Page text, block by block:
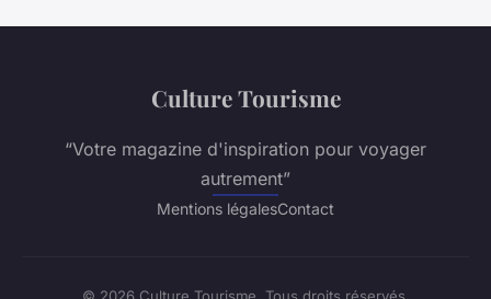
Culture Tourisme
“Votre magazine d'inspiration pour voyager
autrement”
Mentions légalesContact
© 2026 Culture Tourisme. Tous droits réservés.